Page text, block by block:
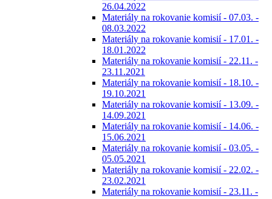
26.04.2022
Materiály na rokovanie komisií - 07.03. -
08.03.2022
Materiály na rokovanie komisií - 17.01. -
18.01.2022
Materiály na rokovanie komisií - 22.11. -
23.11.2021
Materiály na rokovanie komisií - 18.10. -
19.10.2021
Materiály na rokovanie komisií - 13.09. -
14.09.2021
Materiály na rokovanie komisií - 14.06. -
15.06.2021
Materiály na rokovanie komisií - 03.05. -
05.05.2021
Materiály na rokovanie komisií - 22.02. -
23.02.2021
Materiály na rokovanie komisií - 23.11. -